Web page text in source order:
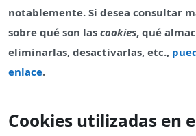
notablemente. Si desea consultar
sobre qué son las cookies, qué
eliminarlas, desactivarlas, etc.,
enlace.
Cookies utilizadas en